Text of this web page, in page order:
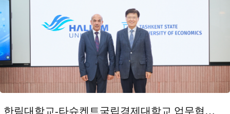
한림대학교-타슈켄트국립경제대학교 업무협약